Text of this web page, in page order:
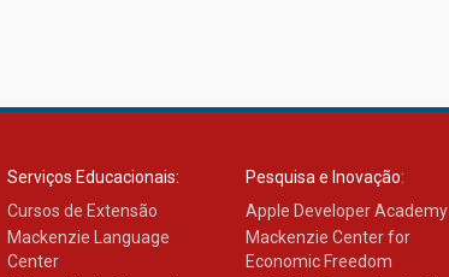
Serviços Educacionais:
Cursos de Extensão
Mackenzie Language
Center
Pesquisa e Inovação:
Apple Developer Academy
Mackenzie Center for
Economic Freedom